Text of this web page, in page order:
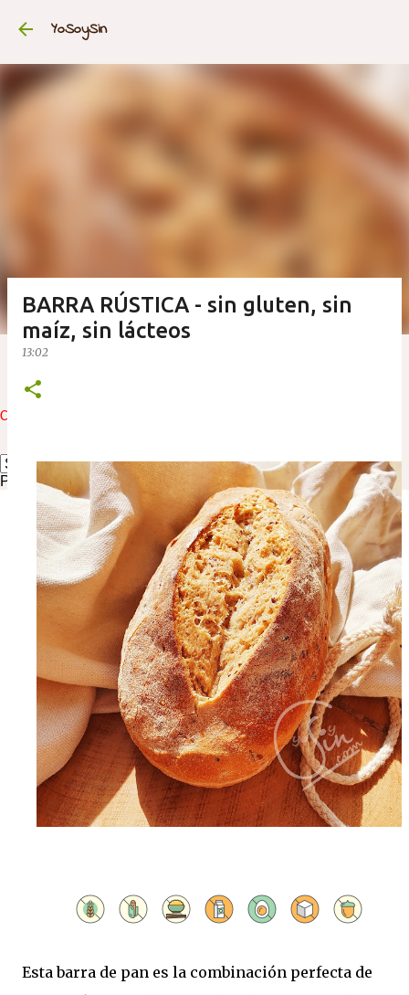
YoSoySin
Click here to translate the blog to your language:
Powered by Translate
BARRA RÚSTICA - sin gluten, sin
maíz, sin lácteos
13:02
Esta barra de pan es la combinación perfecta de